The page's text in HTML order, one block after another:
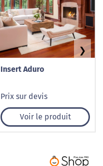
Insert Aduro
Prix sur devis
Voir le produit
❯